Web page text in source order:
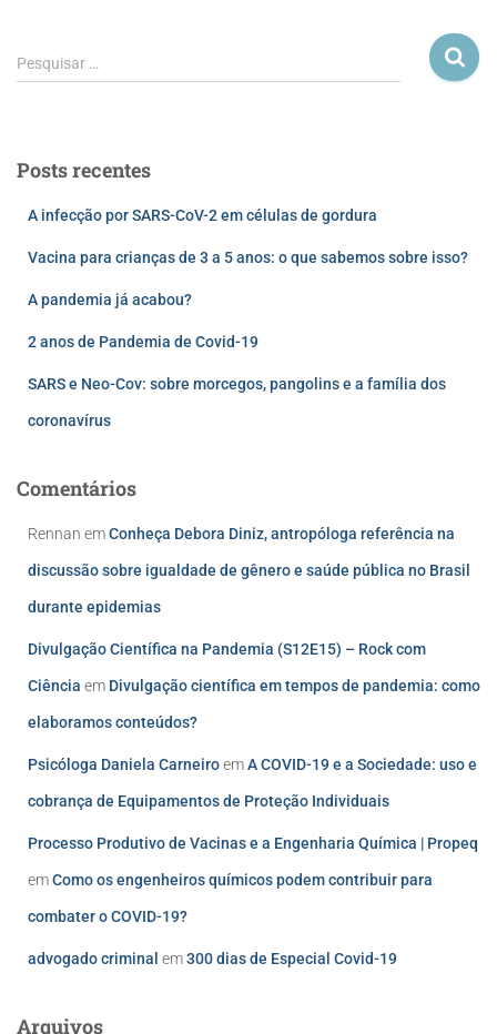
Pesquisar …
Posts recentes
A infecção por SARS-CoV-2 em células de gordura
Vacina para crianças de 3 a 5 anos: o que sabemos sobre isso?
A pandemia já acabou?
2 anos de Pandemia de Covid-19
SARS e Neo-Cov: sobre morcegos, pangolins e a família dos
coronavírus
Comentários
Rennan emConheça Debora Diniz, antropóloga referência na
discussão sobre igualdade de gênero e saúde pública no Brasil
durante epidemias
Divulgação Científica na Pandemia (S12E15) – Rock com
Ciência em Divulgação científica em tempos de pandemia: como
elaboramos conteúdos?
Psicóloga Daniela CarneiroemA COVID-19 e a Sociedade: uso e
cobrança de Equipamentos de Proteção Individuais
Processo Produtivo de Vacinas e a Engenharia Química | Propeq
emComo os engenheiros químicos podem contribuir para
combater o COVID-19?
advogado criminal em300 dias de Especial Covid-19
Arquivos